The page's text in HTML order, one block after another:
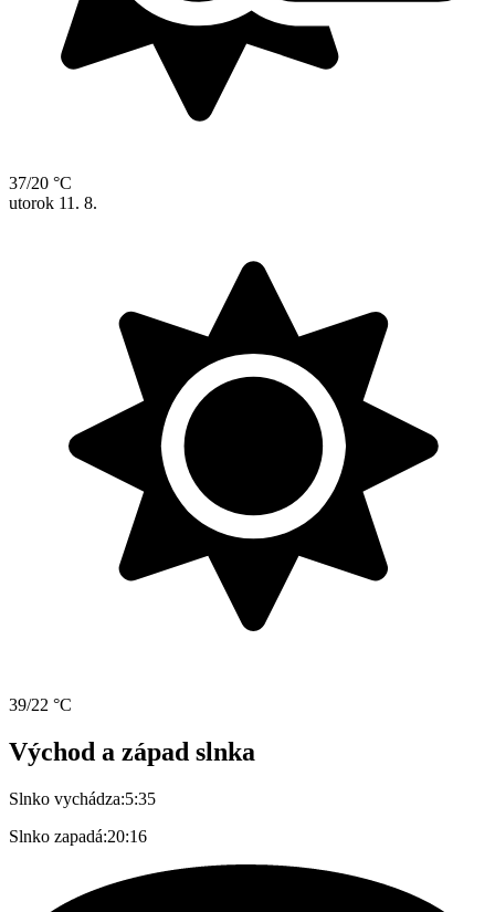
37/20 °C
utorok 11. 8.
39/22 °C
Východ a západ slnka
Slnko vychádza:5:35
Slnko zapadá:20:16